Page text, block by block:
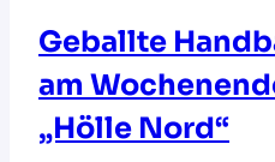
Geballte
am
„Hölle Nord“